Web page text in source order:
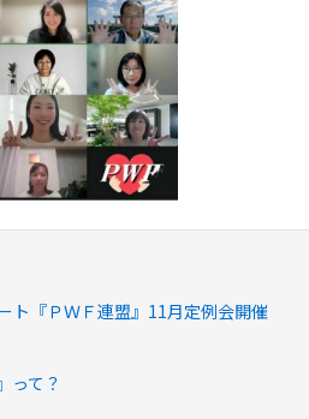
ト『ＰＷＦ連盟』11月定例会開催
って？